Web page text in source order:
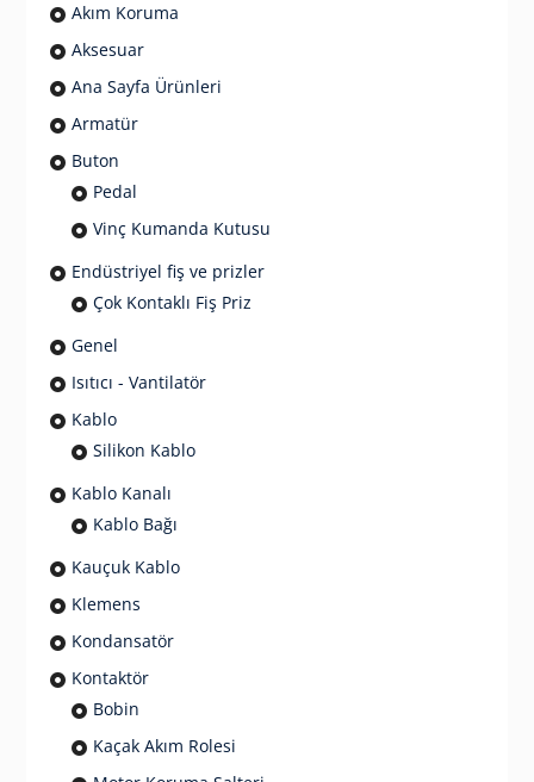
Akım Koruma
Aksesuar
Ana Sayfa Ürünleri
Armatür
Buton
Pedal
Vinç Kumanda Kutusu
Endüstriyel fiş ve prizler
Çok Kontaklı Fiş Priz
Genel
Isıtıcı - Vantilatör
Kablo
Silikon Kablo
Kablo Kanalı
Kablo Bağı
Kauçuk Kablo
Klemens
Kondansatör
Kontaktör
Bobin
Kaçak Akım Rolesi